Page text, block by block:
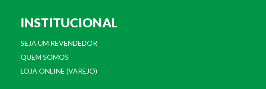
INSTITUCIONAL
SEJA UM REVENDEDOR
QUEM SOMOS
LOJA ONLINE (VAREJO)